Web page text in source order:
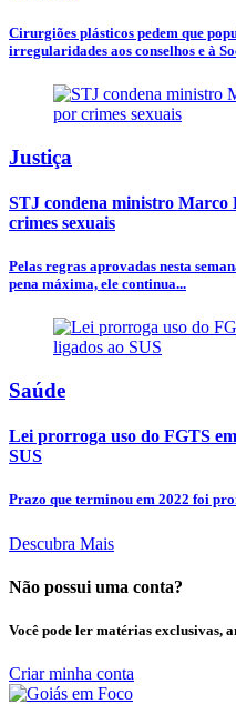
Cirurgiões plásticos pedem que
irregularidades aos conselhos e à
Justiça
STJ condena ministro Marco
crimes sexuais
Pelas regras aprovadas nesta
pena máxima, ele continua...
Saúde
Lei prorroga uso do FGTS
SUS
Prazo que terminou em 2022 foi
Descubra Mais
Não possui uma conta?
Você pode ler matérias exclusivas,
Criar minha conta